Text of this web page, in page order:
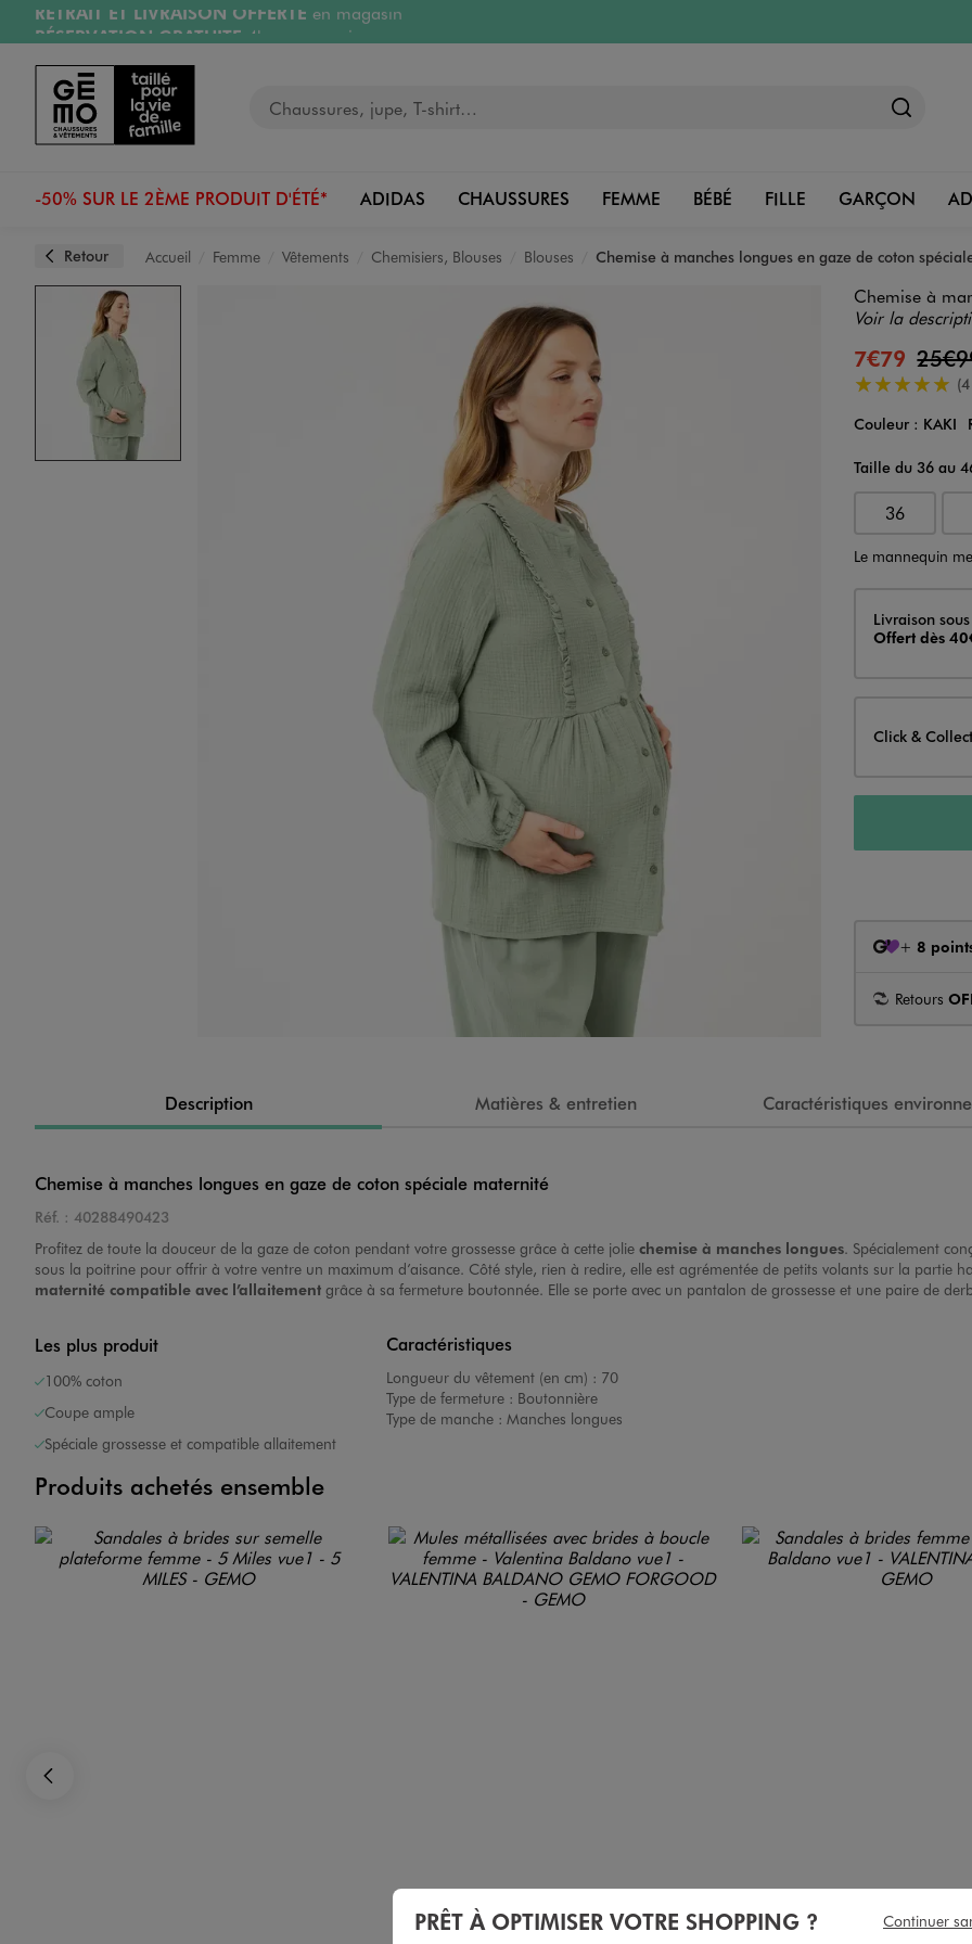
Aller au contenu principal
Aller à la navigation
RÉSERVATION GRATUITE4h en magasin
Retours OFFERTSpendant 30 jours
LIVRAISON OFFERTE
-50% SUR LE 2ÈME PRODUIT D'ÉTÉ* ADIDAS CHAUSSURES FEMME BÉBÉ FILLE GARÇON
Retour Accueil Femme Vêtements Chemisiers, Blouses Blouses Chemise à manches longues en gaze de coton
Chemise à
Voir la
7€79
5/5 de
Couleur
Couleur : KAKI
Taille du 36 au
36
Le mannequin
Livraison
Livraison
Offert dès
Click &
+ 8
Retours
Description Matières & entretien Caractéristiques
Chemise à manches longues en gaze de coton spéciale maternité
Réf. : 40288490423
Profitez de toute la douceur de la gaze de coton pendant votre grossesse grâce à cette jolie chemise à manches longues. Spécialement
sous la poitrine pour offrir à votre ventre un maximum d’aisance. Côté style, rien à redire, elle est agrémentée de petits volants sur la partie
maternité compatible avec l’allaitement grâce à sa fermeture boutonnée. Elle se porte avec un pantalon de grossesse et une paire de
Les plus produit
100% coton
Coupe ample
Spéciale grossesse et compatible allaitement
Caractéristiques
Longueur du vêtement (en cm) : 70
Type de fermeture : Boutonnière
Type de manche : Manches longues
Produits achetés ensemble
PRÊT À OPTIMISER VOTRE SHOPPING ? Continuer